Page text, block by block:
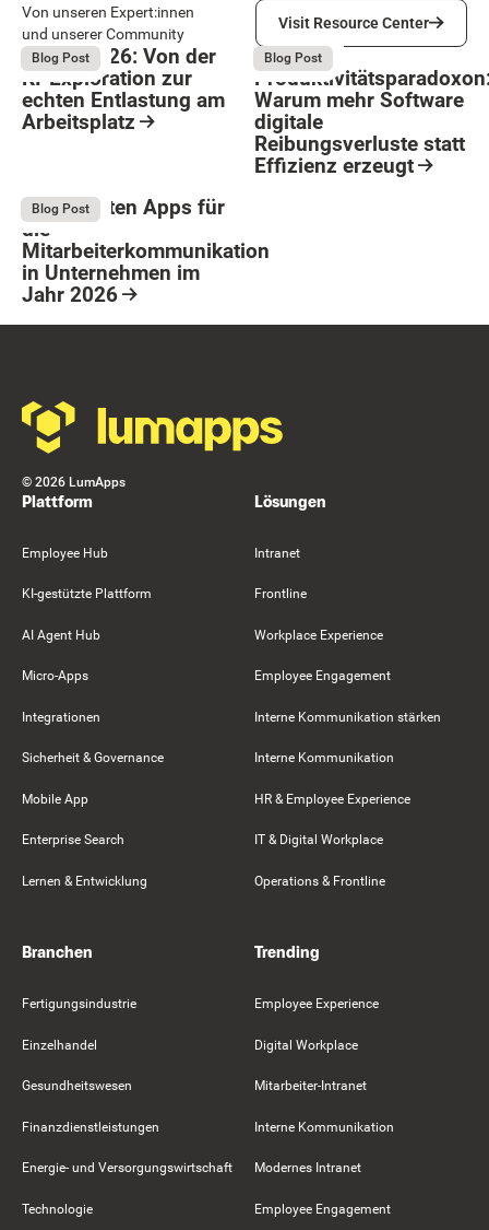
Von unseren Expert:innen
und unserer Community
Visit Resource Center
Visit Resource Center
August 4, 2026
Blog Post
Bright 2026: Von der
KI-Exploration zur
echten Entlastung am
Arbeitsplatz
August 4, 2026
Blog Post
Das
Warum mehr Software
digitale
Reibungsverluste statt
Effizienz erzeugt
August 4, 2026
Blog Post
Die 9 besten Apps für
die
Mitarbeiterkommunikation
in Unternehmen im
Jahr 2026
© 2026 LumApps
Plattform
Employee Hub
KI-gestützte Plattform
AI Agent Hub
Micro-Apps
Integrationen
Sicherheit & Governance
Mobile App
Enterprise Search
Lernen & Entwicklung
Lösungen
Intranet
Frontline
Workplace Experience
Employee Engagement
Interne Kommunikation stärken
Interne Kommunikation
HR & Employee Experience
IT & Digital Workplace
Operations & Frontline
Branchen
Fertigungsindustrie
Einzelhandel
Gesundheitswesen
Finanzdienstleistungen
Energie- und Versorgungswirtschaft
Technologie
Trending
Employee Experience
Digital Workplace
Mitarbeiter-Intranet
Interne Kommunikation
Modernes Intranet
Employee Engagement